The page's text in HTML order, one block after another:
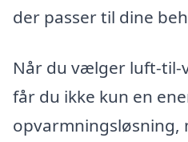
der passer til dine
Når du vælger luft-til-
får du ikke kun en
opvarmningsløsning,